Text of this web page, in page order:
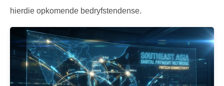
hierdie opkomende bedryfstendense.